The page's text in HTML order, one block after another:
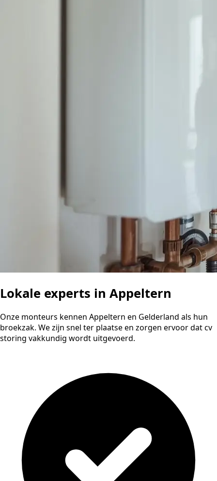
Lokale experts in Appeltern
Onze monteurs kennen Appeltern en Gelderland als hun
broekzak. We zijn snel ter plaatse en zorgen ervoor dat cv
storing vakkundig wordt uitgevoerd.